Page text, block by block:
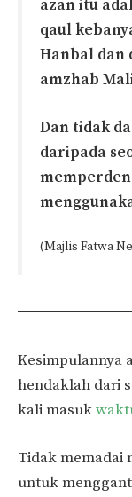
azan itu
qaul
Hanbal dan
amzhab
Dan tidak
daripada
(Majlis Fatwa
Kesimpulannya
hendaklah dari
kali masuk
Tidak memadai
untuk